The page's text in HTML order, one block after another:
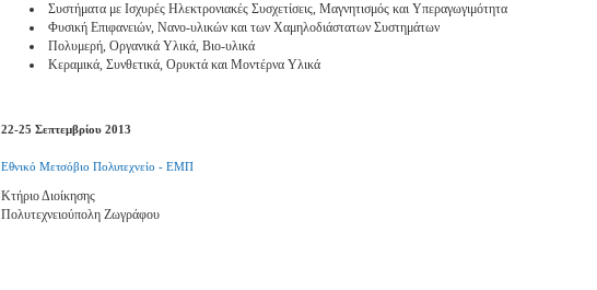
Συστήματα με Ισχυρές Ηλεκτρονιακές Συσχετίσεις, Μαγνητισμός και Υπεραγωγιμότητα
Φυσική Επιφανειών, Νανο-υλικών και των Χαμηλοδιάστατων Συστημάτων
Πολυμερή, Οργανικά Υλικά, Βιο-υλικά
Κεραμικά, Συνθετικά, Ορυκτά και Μοντέρνα Υλικά
22-25 Σεπτεμβρίου 2013
Εθνικό Μετσόβιο Πολυτεχνείο - ΕΜΠ
Κτήριο Διοίκησης
Πολυτεχνειούπολη Ζωγράφου